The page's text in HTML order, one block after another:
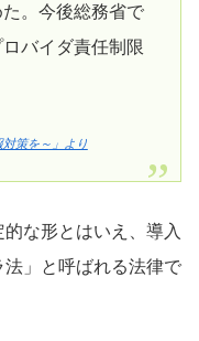
。今後総務省で
バイダ責任制限
策を～」より
な形とはいえ、導入
」と呼ばれる法律で